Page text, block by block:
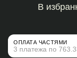
В
ОПЛАТА ЧАСТЯМИ
3 платежа по